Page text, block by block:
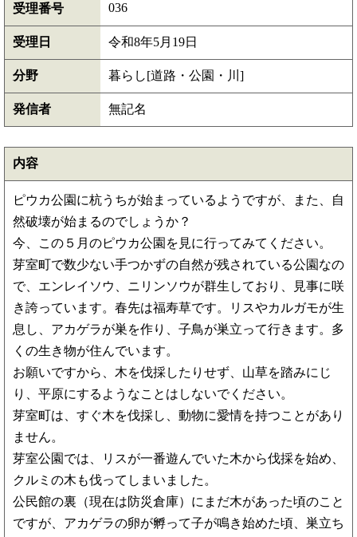
受理番号 036
受理日 令和8年5月19日
分野 暮らし[道路・公園・川]
発信者 無記名
内容
ピウカ公園に杭うちが始まっているようですが、また、自
然破壊が始まるのでしょうか？
今、この５月のピウカ公園を見に行ってみてください。
芽室町で数少ない手つかずの自然が残されている公園なの
で、エンレイソウ、ニリンソウが群生しており、見事に咲
き誇っています。春先は福寿草です。リスやカルガモが生
息し、アカゲラが巣を作り、子鳥が巣立って行きます。多
くの生き物が住んでいます。
お願いですから、木を伐採したりせず、山草を踏みにじ
り、平原にするようなことはしないでください。
芽室町は、すぐ木を伐採し、動物に愛情を持つことがあり
ません。
芽室公園では、リスが一番遊んでいた木から伐採を始め、
クルミの木も伐ってしまいました。
公民館の裏（現在は防災倉庫）にまだ木があった頃のこと
ですが、アカゲラの卵が孵って子が鳴き始めた頃、巣立ち